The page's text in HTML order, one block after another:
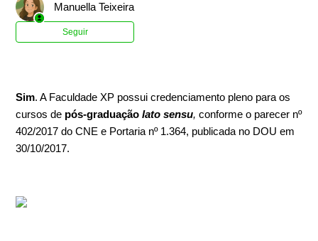
Manuella Teixeira
Seguir
Sim. A Faculdade XP possui credenciamento pleno para os
cursos de pós-graduaçãolato sensu, conforme o parecer nº
402/2017 do CNE e Portaria nº 1.364, publicada no DOU em
30/10/2017.